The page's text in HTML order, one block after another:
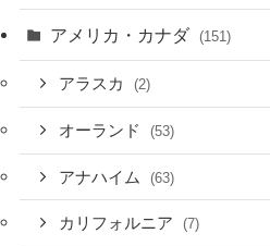
アメリカ・カナダ (151)
アラスカ (2)
オーランド (53)
アナハイム (63)
カリフォルニア (7)